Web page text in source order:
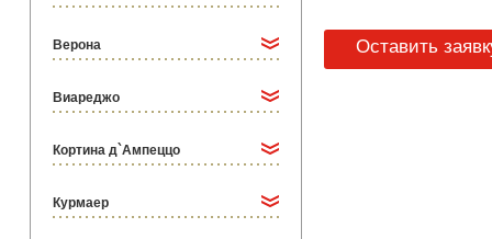
Верона
Виареджо
Кортина д`Ампеццо
Курмаер
Оставить